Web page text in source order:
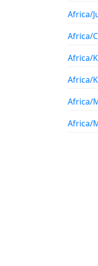
Africa/
Africa/
Africa/
Africa/
Africa/
Africa/